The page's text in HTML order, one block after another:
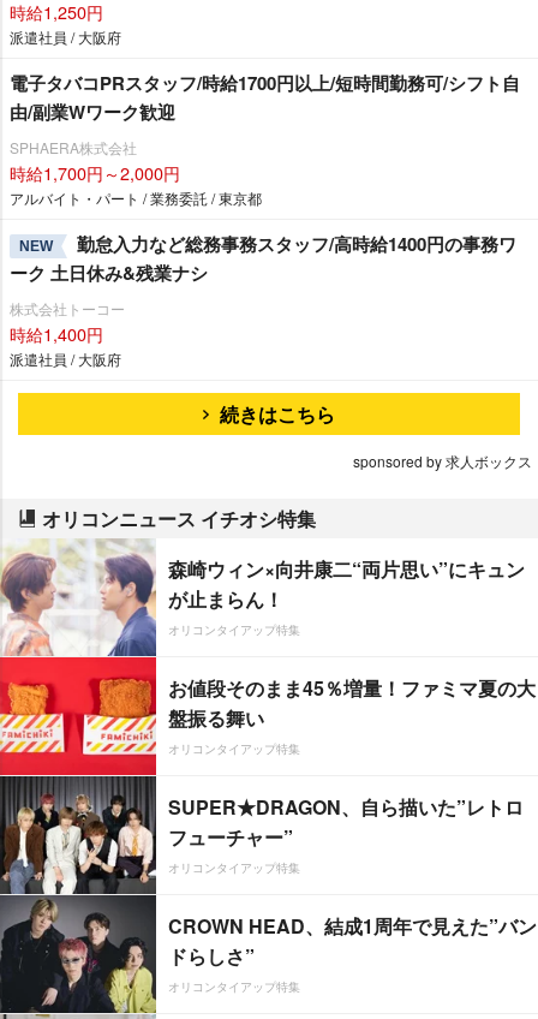
時給1,250円
派遣社員 / 大阪府
電子タバコPRスタッフ/時給1700円以上/短時間勤務可/シフト自
由/副業Wワーク歓迎
SPHAERA株式会社
時給1,700円～2,000円
アルバイト・パート / 業務委託 / 東京都
NEW
勤怠入力など総務事務スタッフ/高時給1400円の事務ワ
ーク 土日休み&残業ナシ
株式会社トーコー
時給1,400円
派遣社員 / 大阪府
続きはこちら
sponsored by 求人ボックス
オリコンニュース イチオシ特集
森崎ウィン×向井康二“両片思い”にキュン
が止まらん！
オリコンタイアップ特集
お値段そのまま45％増量！ファミマ夏の大
盤振る舞い
オリコンタイアップ特集
SUPER★DRAGON、自ら描いた”レトロ
フューチャー”
オリコンタイアップ特集
CROWN HEAD、結成1周年で見えた”バン
ドらしさ”
オリコンタイアップ特集